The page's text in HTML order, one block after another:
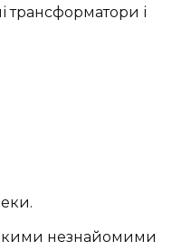
трансформатори і
незнайомими